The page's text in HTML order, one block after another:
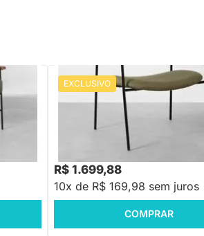
EXCLUSIVO PRONTA ENTREGA
Poltrona Ski - Verde Oliva
-22%
R$ 1.699,88
10x de R$ 169,98 sem juros
COMPRAR